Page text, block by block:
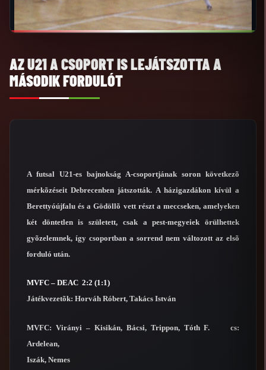
AZ U21 A CSOPORT IS LEJÁTSZOTTA A
MÁSODIK FORDULÓT
A futsal U21-es bajnokság A-csoportjának soron következõ
mérkõzéseit Debrecenben játszották. A házigazdákon kívül a
Berettyóújfalu és a Gödöllõ vett részt a meccseken, amelyeken
két döntetlen is született, csak a pest-megyeiek örülhettek
gyõzelemnek, így csoportban a sorrend nem változott az elsõ
forduló után.
MVFC – DEAC 2:2 (1:1)
Játékvezetõk: Horváh Róbert, Takács István
MVFC: Virányi – Kisikán, Bácsi, Trippon, Tóth F. cs:
Ardelean,
Iszák, Nemes